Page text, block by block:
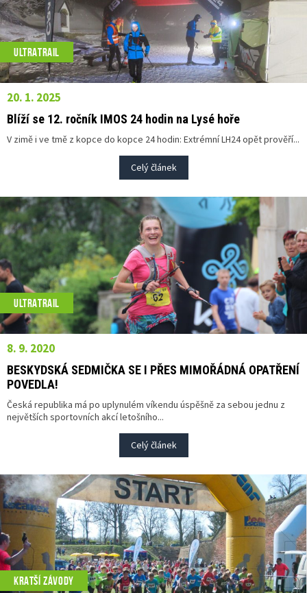
ULTRATRAIL
20. 1. 2025
Blíží se 12. ročník IMOS 24 hodin na Lysé hoře
V zimě i ve tmě z kopce do kopce 24 hodin: Extrémní LH24 opět prověří...
Celý článek
ULTRATRAIL
8. 9. 2020
BESKYDSKÁ SEDMIČKA SE I PŘES MIMOŘÁDNÁ OPATŘENÍ
POVEDLA!
Česká republika má po uplynulém víkendu úspěšně za sebou jednu z
největších sportovních akcí letošního...
Celý článek
KRATŠÍ ZÁVODY